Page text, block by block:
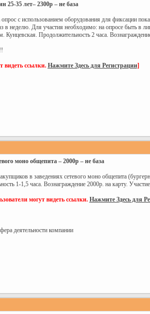
35 лет– 2300р – не база
с использованием оборудования для фиксации
в неделю. Для участия необходимо: на опросе быть в
Кунцевская. Продолжительность 2 часа.
видеть ссылки. Нажмите Здесь для Регистрации]
моно общепита – 2000р – не база
в заведениях сетевого моно общепита
1-1,5 часа. Вознаграждение 2000р. на карту.
могут видеть ссылки. Нажмите Здесь для
деятельности компании